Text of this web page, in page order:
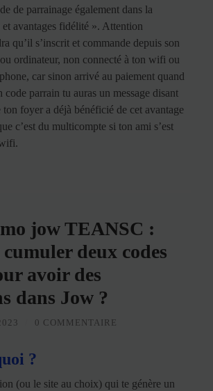
de parrainage également dans la
avantages fidélité ». Attention
qu’il s’inscrit et commande depuis son
ordinateur, non connecté à ton wifi ou
car sinon arrivé au paiement quand
code parrain tu auras un message disant
ton foyer a déjà bénéficié de cet avantage
c’est du multicompte si ton ami s’est
jow TEANSC :
deux codes
avoir des
dans Jow ?
0 COMMENTAIRE
?
(ou le site au choix) qui te génère un